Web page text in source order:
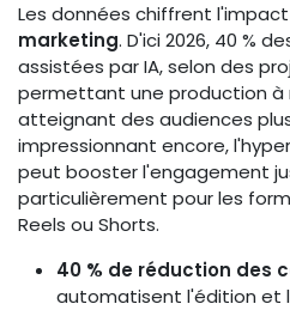
Les données chiffrent
marketing. D'ici 2026, 40 %
assistées par IA, selon des
permettant une production
atteignant des audiences
impressionnant encore,
peut booster l'engagement
particulièrement pour les
Reels ou Shorts.
40 % de réduction des
automatisent l'édition et